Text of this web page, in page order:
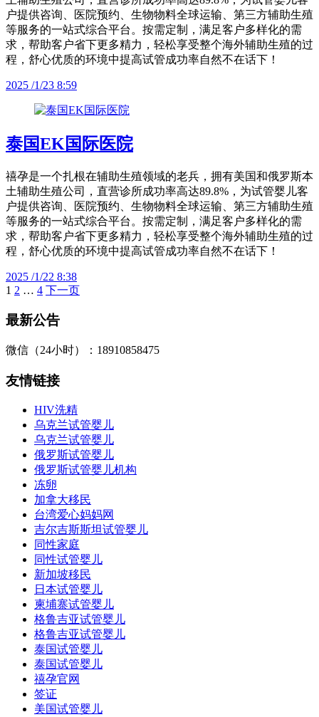
户提供咨询、医院预约、生物物料全球运输、第三方辅助生殖
等服务的一站式综合平台。按需定制，满足客户多样化的需
求，帮助客户省下更多精力，轻松享受整个海外辅助生殖的过
程，舒心优质的环境中提高试管成功率自然不在话下！
2025 /1/23 8:59
泰国EK国际医院
禧孕是一个扎根在辅助生殖领域的老兵，拥有美国和俄罗斯本
土辅助生殖公司，直营诊所成功率高达89.8%，为试管婴儿客
户提供咨询、医院预约、生物物料全球运输、第三方辅助生殖
等服务的一站式综合平台。按需定制，满足客户多样化的需
求，帮助客户省下更多精力，轻松享受整个海外辅助生殖的过
程，舒心优质的环境中提高试管成功率自然不在话下！
2025 /1/22 8:38
文
章
页
1 2 … 4 下一页
最新公告
微信（24小时）：18910858475
友情链接
HIV洗精
乌克兰试管婴儿
乌克兰试管婴儿
俄罗斯试管婴儿
俄罗斯试管婴儿机构
冻卵
加拿大移民
台湾爱心妈妈网
吉尔吉斯斯坦试管婴儿
同性家庭
同性试管婴儿
新加坡移民
日本试管婴儿
柬埔寨试管婴儿
格鲁吉亚试管婴儿
格鲁吉亚试管婴儿
泰国试管婴儿
泰国试管婴儿
禧孕官网
签证
美国试管婴儿